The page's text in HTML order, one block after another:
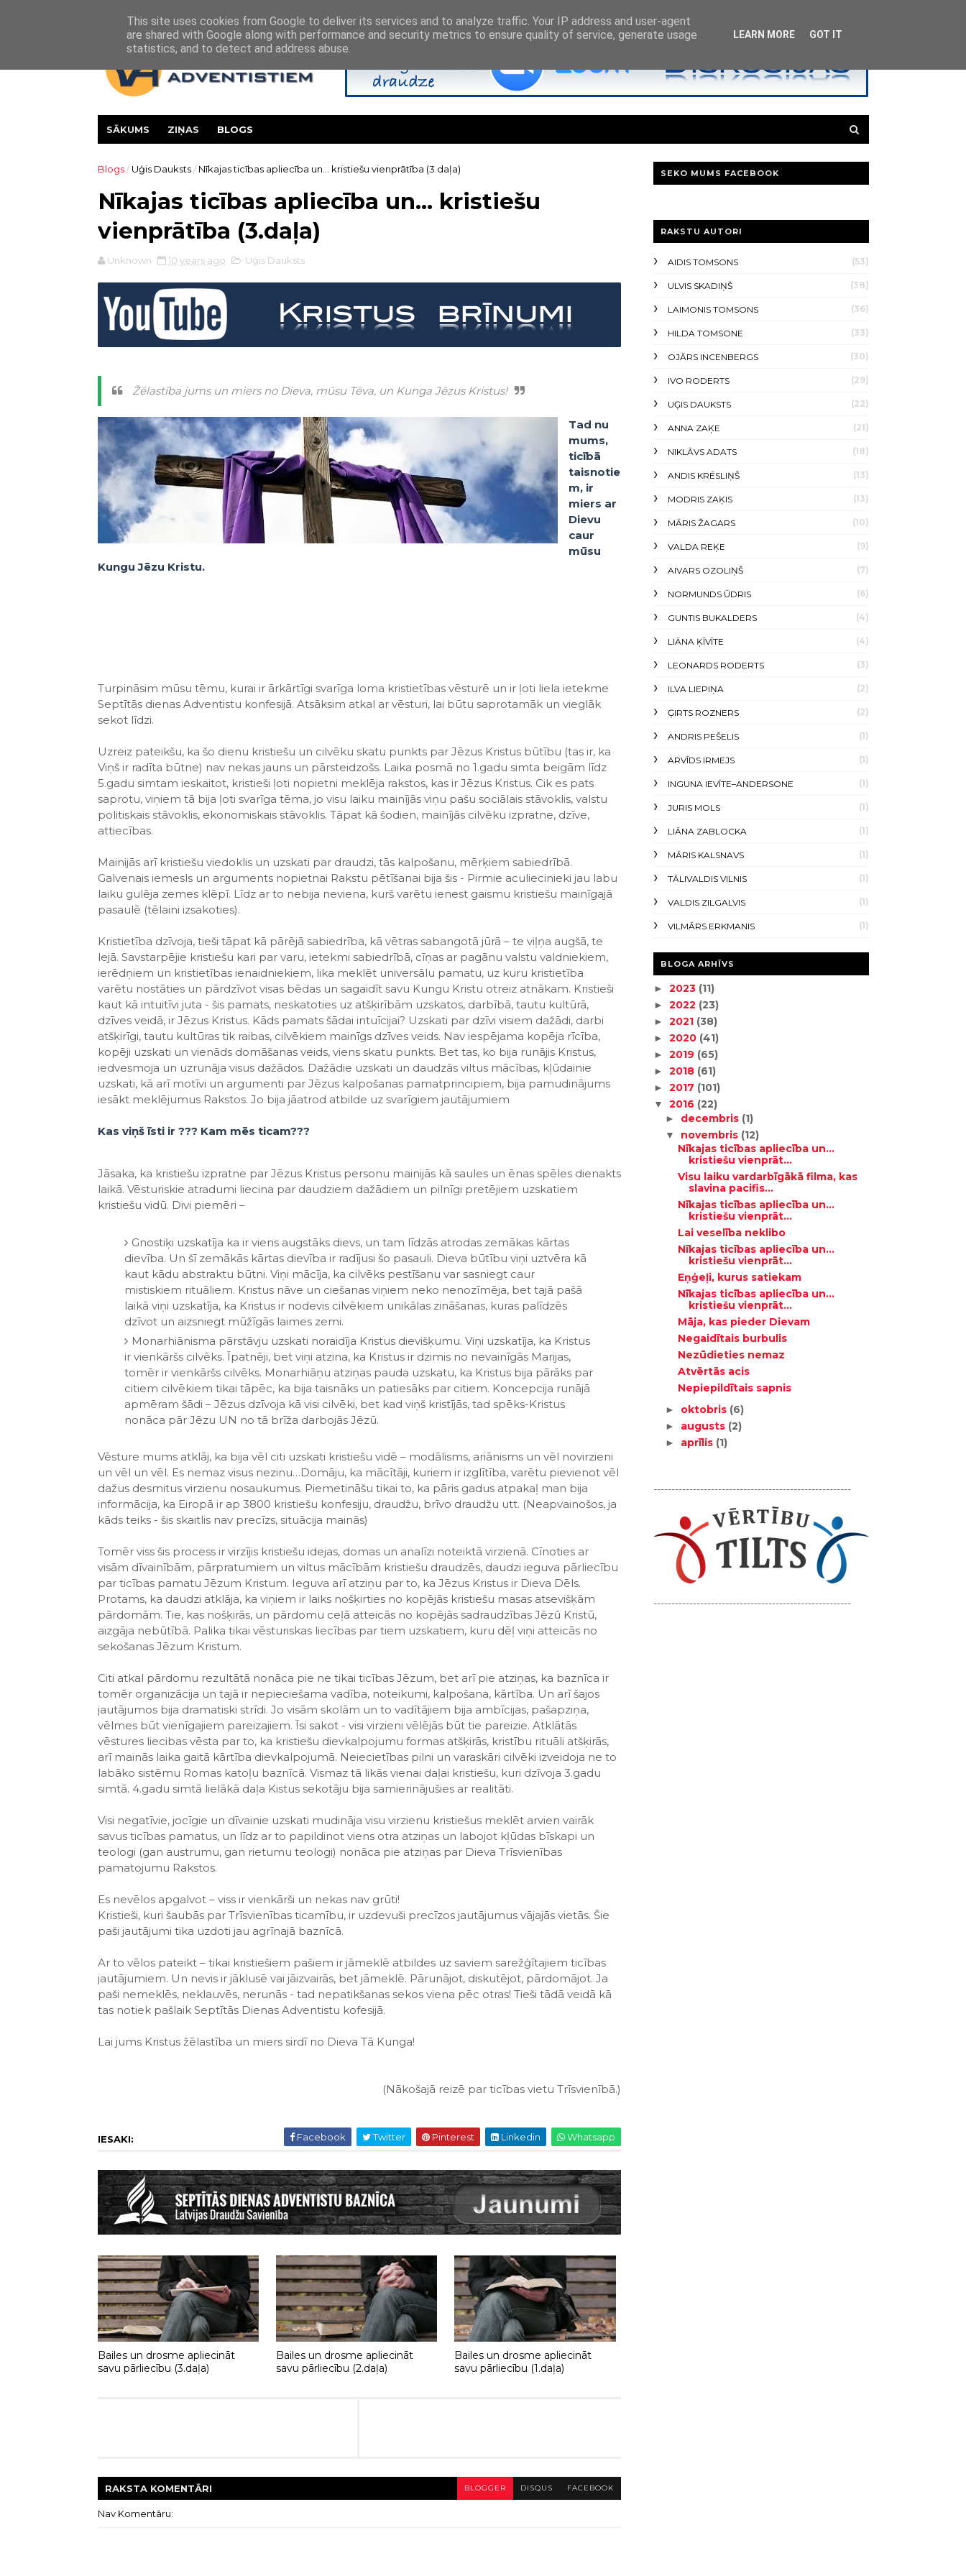
SĀKUMS ZIŅAS BLOGS
Blogs / Uģis Dauksts / Nīkajas ticības apliecība un... kristiešu vienprātība (3.daļa)
Nīkajas ticības apliecība un... kristiešu
vienprātība (3.daļa)
Unknown 10 years ago Uģis Dauksts
Žēlastība jums un miers no Dieva, mūsu Tēva, un Kunga Jēzus Kristus!
Tad nu
mums,
ticībā
taisnotie
m, ir
miers ar
Dievu
caur
mūsu
Kungu Jēzu Kristu.
Turpināsim mūsu tēmu, kurai ir ārkārtīgi svarīga loma kristietības vēsturē un ir ļoti liela ietekme
Septītās dienas Adventistu konfesijā. Atsāksim atkal ar vēsturi, lai būtu saprotamāk un vieglāk
sekot līdzi.
Uzreiz pateikšu, ka šo dienu kristiešu un cilvēku skatu punkts par Jēzus Kristus būtību (tas ir, ka
Viņš ir radīta būtne) nav nekas jauns un pārsteidzošs. Laika posmā no 1.gadu simta beigām līdz
5.gadu simtam ieskaitot, kristieši ļoti nopietni meklēja rakstos, kas ir Jēzus Kristus. Cik es pats
saprotu, viņiem tā bija ļoti svarīga tēma, jo visu laiku mainījās viņu pašu sociālais stāvoklis, valstu
politiskais stāvoklis, ekonomiskais stāvoklis. Tāpat kā šodien, mainījās cilvēku izpratne, dzīve,
attiecības.
Mainijās arī kristiešu viedoklis un uzskati par draudzi, tās kalpošanu, mērķiem sabiedrībā.
Galvenais iemesls un arguments nopietnai Rakstu pētīšanai bija šis - Pirmie aculiecinieki jau labu
laiku gulēja zemes klēpī. Līdz ar to nebija neviena, kurš varētu ienest gaismu kristiešu mainīgajā
pasaulē (tēlaini izsakoties).
Kristietība dzīvoja, tieši tāpat kā pārējā sabiedrība, kā vētras sabangotā jūrā – te viļņa augšā, te
lejā. Savstarpējie kristiešu kari par varu, ietekmi sabiedrībā, cīņas ar pagānu valstu valdniekiem,
ierēdņiem un kristietības ienaidniekiem, lika meklēt universālu pamatu, uz kuru kristietība
varētu nostāties un pārdzīvot visas bēdas un sagaidīt savu Kungu Kristu otreiz atnākam. Kristieši
kaut kā intuitīvi juta - šis pamats, neskatoties uz atšķirībām uzskatos, darbībā, tautu kultūrā,
dzīves veidā, ir Jēzus Kristus. Kāds pamats šādai intuīcijai? Uzskati par dzīvi visiem dažādi, darbi
atšķirīgi, tautu kultūras tik raibas, cilvēkiem mainīgs dzīves veids. Nav iespējama kopēja rīcība,
kopēji uzskati un vienāds domāšanas veids, viens skatu punkts. Bet tas, ko bija runājis Kristus,
iedvesmoja un uzrunāja visus dažādos. Dažādie uzskati un daudzās viltus mācības, kļūdainie
uzskati, kā arī motīvi un argumenti par Jēzus kalpošanas pamatprincipiem, bija pamudinājums
iesākt meklējumus Rakstos. Jo bija jāatrod atbilde uz svarīgiem jautājumiem
Kas viņš īsti ir ??? Kam mēs ticam???
Jāsaka, ka kristiešu izpratne par Jēzus Kristus personu mainijās kā saules un ēnas spēles dienakts
laikā. Vēsturiskie atradumi liecina par daudziem dažādiem un pilnīgi pretējiem uzskatiem
kristiešu vidū. Divi piemēri –
Gnostiķi uzskatīja ka ir viens augstāks dievs, un tam līdzās atrodas zemākas kārtas
dievība. Un šī zemākās kārtas dievība ir radījusi šo pasauli. Dieva būtību viņi uztvēra kā
kaut kādu abstraktu būtni. Viņi mācīja, ka cilvēks pestīšanu var sasniegt caur
mistiskiem rituāliem. Kristus nāve un ciešanas viņiem neko nenozīmēja, bet tajā pašā
laikā viņi uzskatīja, ka Kristus ir nodevis cilvēkiem unikālas zināšanas, kuras palīdzēs
dzīvot un aizsniegt mūžīgās laimes zemi.
Monarhiānisma pārstāvju uzskati noraidīja Kristus dievišķumu. Viņi uzskatīja, ka Kristus
ir vienkāršs cilvēks. Īpatnēji, bet viņi atzina, ka Kristus ir dzimis no nevainīgās Marijas,
tomēr ir vienkāršs cilvēks. Monarhiāņu atziņas pauda uzskatu, ka Kristus bija pārāks par
citiem cilvēkiem tikai tāpēc, ka bija taisnāks un patiesāks par citiem. Koncepcija runājā
apmēram šādi – Jēzus dzīvoja kā visi cilvēki, bet kad viņš kristījās, tad spēks-Kristus
nonāca pār Jēzu UN no tā brīža darbojās Jēzū.
Vēsture mums atklāj, ka bija vēl citi uzskati kristiešu vidē – modālisms, ariānisms un vēl novirzieni
un vēl un vēl. Es nemaz visus nezinu…Domāju, ka mācītāji, kuriem ir izglītība, varētu pievienot vēl
dažus desmitus virzienu nosaukumus. Piemetināšu tikai to, ka pāris gadus atpakaļ man bija
informācija, ka Eiropā ir ap 3800 kristiešu konfesiju, draudžu, brīvo draudžu utt. (Neapvainošos, ja
kāds teiks - šis skaitlis nav precīzs, situācija mainās)
Tomēr viss šis process ir virzījis kristiešu idejas, domas un analīzi noteiktā virzienā. Cīnoties ar
visām dīvainībām, pārpratumiem un viltus mācībām kristiešu draudzēs, daudzi ieguva pārliecību
par ticības pamatu Jēzum Kristum. Ieguva arī atziņu par to, ka Jēzus Kristus ir Dieva Dēls.
Protams, ka daudzi atklāja, ka viņiem ir laiks nošķirties no kopējās kristiešu masas atsevišķām
pārdomām. Tie, kas nošķirās, un pārdomu ceļā atteicās no kopējās sadraudzības Jēzū Kristū,
aizgāja nebūtībā. Palika tikai vēsturiskas liecības par tiem uzskatiem, kuru dēļ viņi atteicās no
sekošanas Jēzum Kristum.
Citi atkal pārdomu rezultātā nonāca pie ne tikai ticības Jēzum, bet arī pie atziņas, ka baznīca ir
tomēr organizācija un tajā ir nepieciešama vadība, noteikumi, kalpošana, kārtība. Un arī šajos
jautājumos bija dramatiski strīdi. Jo visām skolām un to vadītājiem bija ambīcijas, pašapziņa,
vēlmes būt vienīgajiem pareizajiem. Īsi sakot - visi virzieni vēlējās būt tie pareizie. Atklātās
vēstures liecibas vēsta par to, ka kristiešu dievkalpojumu formas atšķirās, kristību rituāli atšķirās,
arī mainās laika gaitā kārtība dievkalpojumā. Neiecietības pilni un varaskāri cilvēki izveidoja ne to
labāko sistēmu Romas katoļu baznīcā. Vismaz tā likās vienai daļai kristiešu, kuri dzīvoja 3.gadu
simtā. 4.gadu simtā lielākā daļa Kistus sekotāju bija samierinājušies ar realitāti.
Visi negatīvie, jocīgie un dīvainie uzskati mudināja visu virzienu kristiešus meklēt arvien vairāk
savus ticības pamatus, un līdz ar to papildinot viens otra atziņas un labojot kļūdas bīskapi un
teologi (gan austrumu, gan rietumu teologi) nonāca pie atziņas par Dieva Trīsvienības
pamatojumu Rakstos.
Es nevēlos apgalvot – viss ir vienkārši un nekas nav grūti!
Kristieši, kuri šaubās par Trīsvienības ticamību, ir uzdevuši precīzos jautājumus vājajās vietās. Šie
paši jautājumi tika uzdoti jau agrīnajā baznīcā.
Ar to vēlos pateikt – tikai kristiešiem pašiem ir jāmeklē atbildes uz saviem sarežģītajiem ticības
jautājumiem. Un nevis ir jāklusē vai jāizvairās, bet jāmeklē. Pārunājot, diskutējot, pārdomājot. Ja
paši nemeklēs, neklauvēs, nerunās - tad nepatikšanas sekos viena pēc otras! Tieši tādā veidā kā
tas notiek pašlaik Septītās Dienas Adventistu kofesijā.
Lai jums Kristus žēlastība un miers sirdī no Dieva Tā Kunga!
​(Nākošajā reizē par ticības vietu Trīsvienībā.​)
IESAKI: Facebook Twitter Pinterest Linkedin Whatsapp
Bailes un drosme apliecināt
savu pārliecību (3.daļa)
Bailes un drosme apliecināt
savu pārliecību (2.daļa)
Bailes un drosme apliecināt
savu pārliecību (1.daļa)
RAKSTA KOMENTĀRI BLOGGER DISQUS FACEBOOK
Nav Komentāru:
SEKO MUMS FACEBOOK
RAKSTU AUTORI
AIDIS TOMSONS (53)
ULVIS SKADIŅŠ (38)
LAIMONIS TOMSONS (36)
HILDA TOMSONE (33)
OJĀRS INCENBERGS (30)
IVO RODERTS (29)
UĢIS DAUKSTS (22)
ANNA ZAĶE (21)
NIKLĀVS ADATS (18)
ANDIS KRĒSLIŅŠ (13)
MODRIS ZAĶIS (13)
MĀRIS ŽAGARS (10)
VALDA REĶE (9)
AIVARS OZOLIŅŠ (7)
NORMUNDS ŪDRIS (6)
GUNTIS BUKALDERS (4)
LIĀNA ĶĪVĪTE (4)
LEONARDS RODERTS (3)
ILVA LIEPIŅA (2)
ĢIRTS ROZNERS (2)
ANDRIS PEŠELIS (1)
ARVĪDS IRMEJS (1)
INGUNA IEVĪTE–ANDERSONE (1)
JURIS MOLS (1)
LIĀNA ZABLOCKA (1)
MĀRIS KALSNAVS (1)
TĀLIVALDIS VILNIS (1)
VALDIS ZILGALVIS (1)
VILMĀRS ERKMANIS (1)
BLOGA ARHĪVS
► 2023 (11)
► 2022 (23)
► 2021 (38)
► 2020 (41)
► 2019 (65)
► 2018 (61)
► 2017 (101)
▼ 2016 (22)
► decembris (1)
▼ novembris (12)
Nīkajas ticības apliecība un...
kristiešu vienprāt...
Visu laiku vardarbīgākā filma, kas
slavina pacifis...
Nīkajas ticības apliecība un...
kristiešu vienprāt...
Lai veselība neklibo
Nīkajas ticības apliecība un...
kristiešu vienprāt...
Eņģeļi, kurus satiekam
Nīkajas ticības apliecība un...
kristiešu vienprāt...
Māja, kas pieder Dievam
Negaidītais burbulis
Nezūdieties nemaz
Atvērtās acis
Nepiepildītais sapnis
► oktobris (6)
► augusts (2)
► aprīlis (1)
-------------------------------------------------------
-------------------------------------------------------
This site uses cookies from Google to deliver its services and to analyze traffic. Your IP address and user-agent
are shared with Google along with performance and security metrics to ensure quality of service, generate usage
statistics, and to detect and address abuse.
LEARN MORE GOT IT